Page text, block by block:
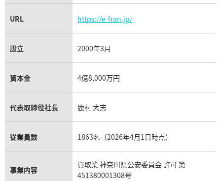
URL https://e-fran.jp/
設立 2000年3月
資本金 4億8,000万円
代表取締役社長 鹿村 大志
従業員数 1863名（2026年4月1日時点）
事業内容
買取業 神奈川県公安委員会 許可 第
451380001308号